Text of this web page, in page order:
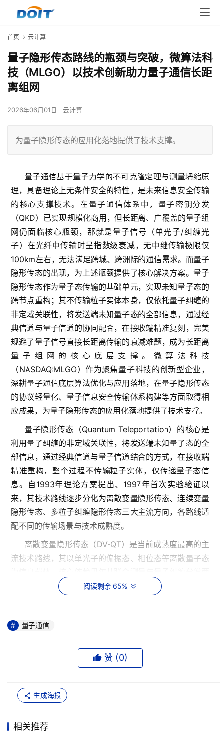
首页 云计算
量子隐形传态路线的瓶颈与突破，微算法科
技（MLGO）以技术创新助力量子通信长距
离组网
2026年06月01日 云计算
为量子隐形传态的应用化落地提供了技术支撑。
量子通信基于量子力学的不可克隆定理与测量坍缩原
理，具备理论上无条件安全的特性，是未来信息安全传输
的核心支撑技术。在量子通信体系中，量子密钥分发
（QKD）已实现规模化商用，但长距离、广覆盖的量子组
网仍面临核心瓶颈，那就是量子信号（单光子/纠缠光
子）在光纤中传输时呈指数级衰减，无中继传输极限仅
100km左右，无法满足跨城、跨洲际的通信需求。而量子
隐形传态的出现，为上述瓶颈提供了核心解决方案。量子
隐形传态作为量子态传输的基础单元，实现未知量子态的
跨节点重构；其不传输粒子实体本身，仅依托量子纠缠的
非定域关联性，将发送端未知量子态的全部信息，通过经
典信道与量子信道的协同配合，在接收端精准复刻，完美
规避了量子信号直接长距离传输的衰减难题，成为长距离
量子组网的核心底层支撑。微算法科技
（NASDAQ:MLGO）作为聚焦量子科技的创新型企业，
深耕量子通信底层算法优化与应用落地，在量子隐形传态
的协议轻量化、量子信息安全传输体系构建等方面取得相
应成果，为量子隐形传态的应用化落地提供了技术支撑。
量子隐形传态（Quantum Teleportation）的核心是
利用量子纠缠的非定域关联性，将发送端未知量子态的全
部信息，通过经典信道与量子信道结合的方式，在接收端
精准重构，整个过程不传输粒子实体，仅传递量子态信
息。自1993年理论方案提出、1997年首次实验验证以
来，其技术路线逐步分化为离散变量隐形传态、连续变量
隐形传态、多粒子纠缠隐形传态三大主流方向，各路线适
配不同的传输场景与技术成熟度。
离散变量隐形传态（DV-QT）是当前成熟度最高的主
流技术路线，其以单光子的偏振态、相位态等离散量子态
大核心技术。单光子偏振编码协议是最早商用化的协议，
用该协议实现千公里级隐形传态验证。相位编码协议以光
强，适合长距离光纤传输，是城域量子通信的主流方案，
但对相位同步精度要求极高。路径编码协议利用光子传输
耗影响，多用于实验室原理验证。离散变量隐形传态的优
安全等级强等，是当前唯一实现千公里级传输的隐形传态
阅读剩余 65%
量子通信
赞 (0)
生成海报
相关推荐